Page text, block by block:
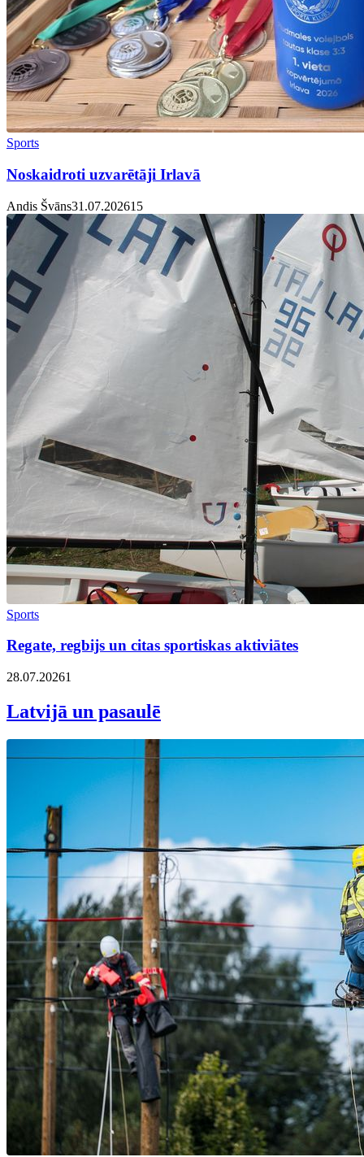
Sports
Noskaidroti uzvarētāji Irlavā
Andis Švāns31.07.20261 5
Sports
Regate, regbijs un citas sportiskas aktiviātes
28.07.20261
Latvijā un pasaulē